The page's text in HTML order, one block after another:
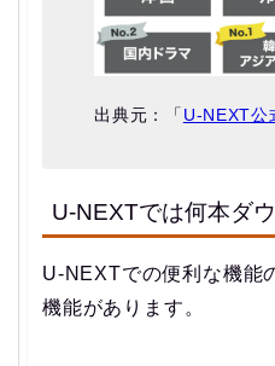
出典元：「 U-NEXT公
U-NEXTでは何本ダ
U-NEXTでの便利な機能
機能があります。